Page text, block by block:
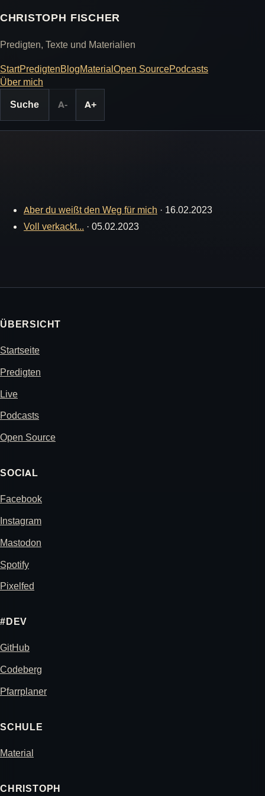
CHRISTOPH FISCHER
Predigten, Texte und Materialien
StartPredigtenBlogMaterialOpen SourcePodcasts
Über mich
Suche
A- A+
Aber du weißt den Weg für mich · 16.02.2023
Voll verkackt... · 05.02.2023
ÜBERSICHT
Startseite
Predigten
Live
Podcasts
Open Source
SOCIAL
Facebook
Instagram
Mastodon
Spotify
Pixelfed
#DEV
GitHub
Codeberg
Pfarrplaner
SCHULE
Material
CHRISTOPH